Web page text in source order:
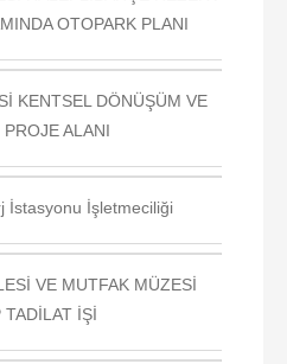
OTOPARK PLANI
KENTSEL DÖNÜŞÜM VE
ALANI
İstasyonu İşletmeciliği
VE MUTFAK MÜZESİ
TADİLAT İŞİ